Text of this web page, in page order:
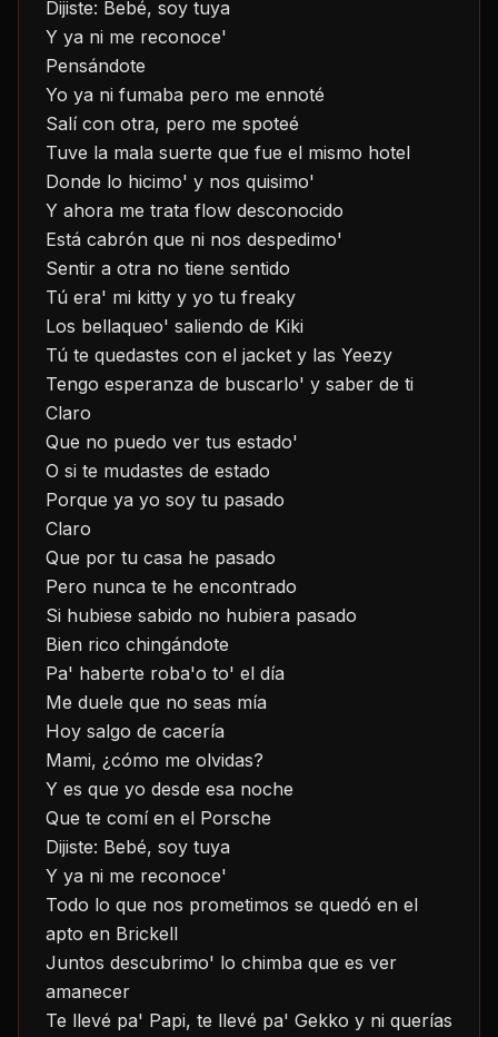
Dijiste: Bebé, soy tuya
Y ya ni me reconoce'
Pensándote
Yo ya ni fumaba pero me ennoté
Salí con otra, pero me spoteé
Tuve la mala suerte que fue el mismo hotel
Donde lo hicimo' y nos quisimo'
Y ahora me trata flow desconocido
Está cabrón que ni nos despedimo'
Sentir a otra no tiene sentido
Tú era' mi kitty y yo tu freaky
Los bellaqueo' saliendo de Kiki
Tú te quedastes con el jacket y las Yeezy
Tengo esperanza de buscarlo' y saber de ti
Claro
Que no puedo ver tus estado'
O si te mudastes de estado
Porque ya yo soy tu pasado
Claro
Que por tu casa he pasado
Pero nunca te he encontrado
Si hubiese sabido no hubiera pasado
Bien rico chingándote
Pa' haberte roba'o to' el día
Me duele que no seas mía
Hoy salgo de cacería
Mami, ¿cómo me olvidas?
Y es que yo desde esa noche
Que te comí en el Porsche
Dijiste: Bebé, soy tuya
Y ya ni me reconoce'
Todo lo que nos prometimos se quedó en el
apto en Brickell
Juntos descubrimo' lo chimba que es ver
amanecer
Te llevé pa' Papi, te llevé pa' Gekko y ni querías